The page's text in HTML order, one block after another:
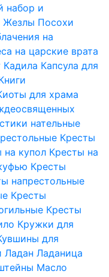
набор и
Жезлы Посохи
на
на царские врата
Кадила Капсула для
для храма
нательные
Кресты
на купол Кресты на
Кресты
напрестольные
Кресты
Кресты
Кружки для
для
Ладан Ладаница
Масло